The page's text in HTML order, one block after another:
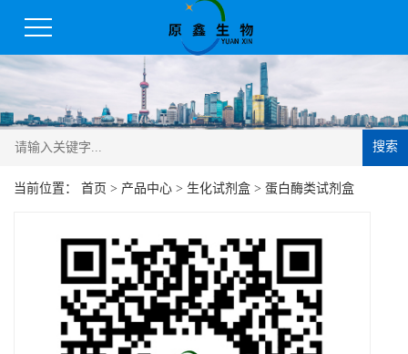
搜索
当前位置： 首页 > 产品中心 > 生化试剂盒 > 蛋白酶类试剂盒